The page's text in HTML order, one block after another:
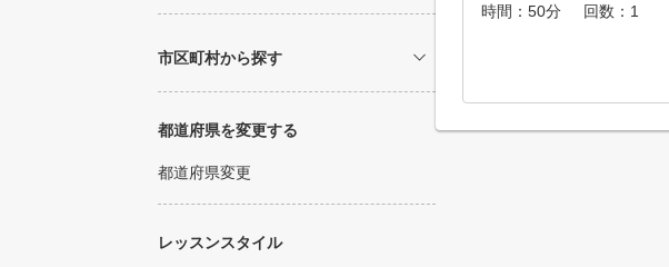
市区町村から探す
都道府県を変更する
都道府県変更
レッスンスタイル
時間：50分 回数：1